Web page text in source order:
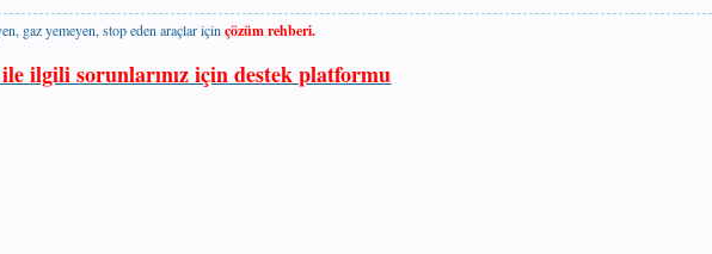
gaz yemeyen, stop eden araçlar içinçözüm rehberi.
ilgili sorunlarınız için destek platformu